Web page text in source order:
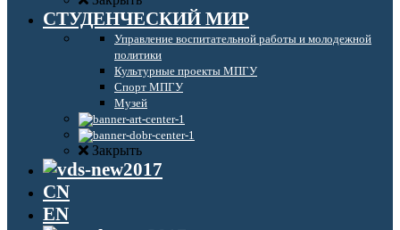
СТУДЕНЧЕСКИЙ МИР
Управление воспитательной работы и молодежной
политики
Культурные проекты МПГУ
Спорт МПГУ
Музей
Закрыть
CN
EN